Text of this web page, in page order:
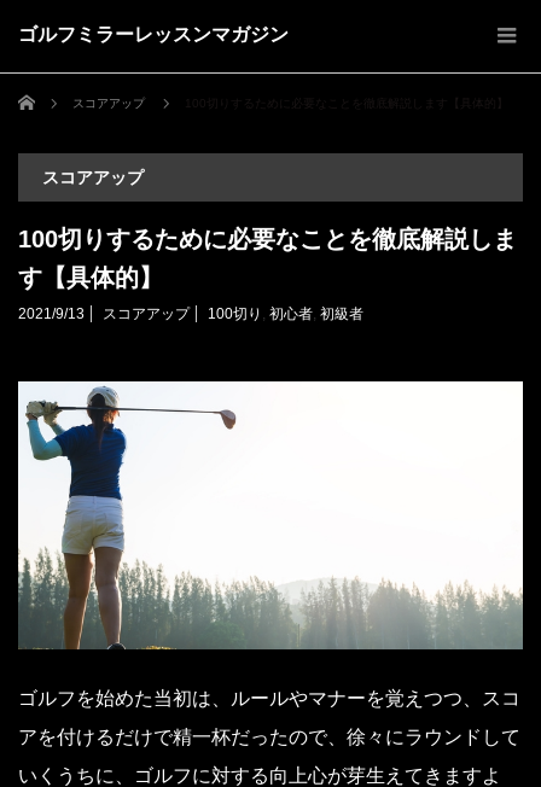
ゴルフミラーレッスンマガジン
ホーム スコアアップ
スコアアップ
100切りするために必要なことを徹底解説しま
す【具体的】
2021/9/13 スコアアップ 100切り , 初心者, 初級者
ゴルフを始めた当初は、ルールやマナーを覚えつつ、スコ
アを付けるだけで精一杯だったので、徐々にラウンドして
いくうちに、ゴルフに対する向上心が芽生えてきますよ